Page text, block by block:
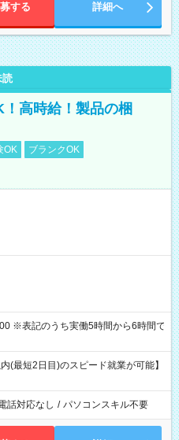
する 詳細へ
読
高時給！製品の梱
OK
ブランクOK
間で
(最短2日目)のスピード就業が可能】
話対応なし / パソコンスキル不要